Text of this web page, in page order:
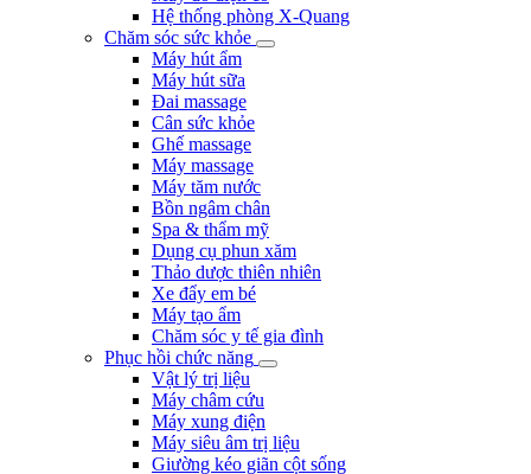
Hệ thống phòng X-Quang
Chăm sóc sức khỏe
Máy hút ẩm
Máy hút sữa
Đai massage
Cân sức khỏe
Ghế massage
Máy massage
Máy tăm nước
Bồn ngâm chân
Spa & thẩm mỹ
Dụng cụ phun xăm
Thảo dược thiên nhiên
Xe đẩy em bé
Máy tạo ẩm
Chăm sóc y tế gia đình
Phục hồi chức năng
Vật lý trị liệu
Máy châm cứu
Máy xung điện
Máy siêu âm trị liệu
Giường kéo giãn cột sống